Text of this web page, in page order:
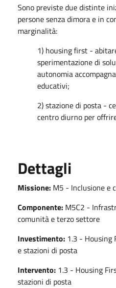
Sono previste due distinte
persone senza dimora e in
marginalità:
1) housing first -
sperimentazione di
autonomia
educativi;
2) stazione di posta -
centro diurno per
Dettagli
Missione: M5 - Inclusione e
Componente: M5C2 -
comunità e terzo settore
Investimento: 1.3 - Housing
e stazioni di posta
Intervento: 1.3 - Housing
stazioni di posta